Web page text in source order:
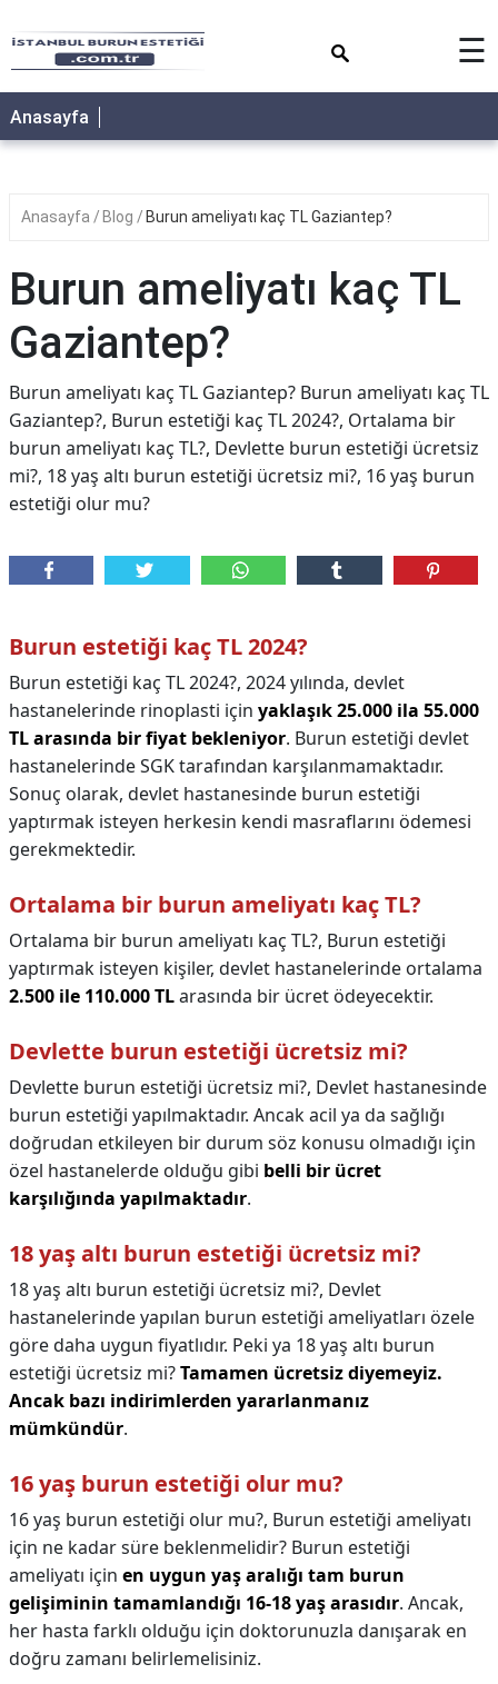
☰
Anasayfa
Anasayfa Blog Burun ameliyatı kaç TL Gaziantep?
Burun ameliyatı kaç TL
Gaziantep?
Burun ameliyatı kaç TL Gaziantep? Burun ameliyatı kaç TL
Gaziantep?, Burun estetiği kaç TL 2024?, Ortalama bir
burun ameliyatı kaç TL?, Devlette burun estetiği ücretsiz
mi?, 18 yaş altı burun estetiği ücretsiz mi?, 16 yaş burun
estetiği olur mu?
Burun estetiği kaç TL 2024?
Burun estetiği kaç TL 2024?, 2024 yılında, devlet
hastanelerinde rinoplasti için yaklaşık 25.000 ila 55.000
TL arasında bir fiyat bekleniyor. Burun estetiği devlet
hastanelerinde SGK tarafından karşılanmamaktadır.
Sonuç olarak, devlet hastanesinde burun estetiği
yaptırmak isteyen herkesin kendi masraflarını ödemesi
gerekmektedir.
Ortalama bir burun ameliyatı kaç TL?
Ortalama bir burun ameliyatı kaç TL?, Burun estetiği
yaptırmak isteyen kişiler, devlet hastanelerinde ortalama
2.500 ile 110.000 TLarasında bir ücret ödeyecektir.
Devlette burun estetiği ücretsiz mi?
Devlette burun estetiği ücretsiz mi?, Devlet hastanesinde
burun estetiği yapılmaktadır. Ancak acil ya da sağlığı
doğrudan etkileyen bir durum söz konusu olmadığı için
özel hastanelerde olduğu gibi belli bir ücret
karşılığında yapılmaktadır.
18 yaş altı burun estetiği ücretsiz mi?
18 yaş altı burun estetiği ücretsiz mi?, Devlet
hastanelerinde yapılan burun estetiği ameliyatları özele
göre daha uygun fiyatlıdır. Peki ya 18 yaş altı burun
estetiği ücretsiz mi?Tamamen ücretsiz diyemeyiz.
Ancak bazı indirimlerden yararlanmanız
mümkündür.
16 yaş burun estetiği olur mu?
16 yaş burun estetiği olur mu?, Burun estetiği ameliyatı
için ne kadar süre beklenmelidir? Burun estetiği
ameliyatı için en uygun yaş aralığı tam burun
gelişiminin tamamlandığı 16-18 yaş arasıdır. Ancak,
her hasta farklı olduğu için doktorunuzla danışarak en
doğru zamanı belirlemelisiniz.